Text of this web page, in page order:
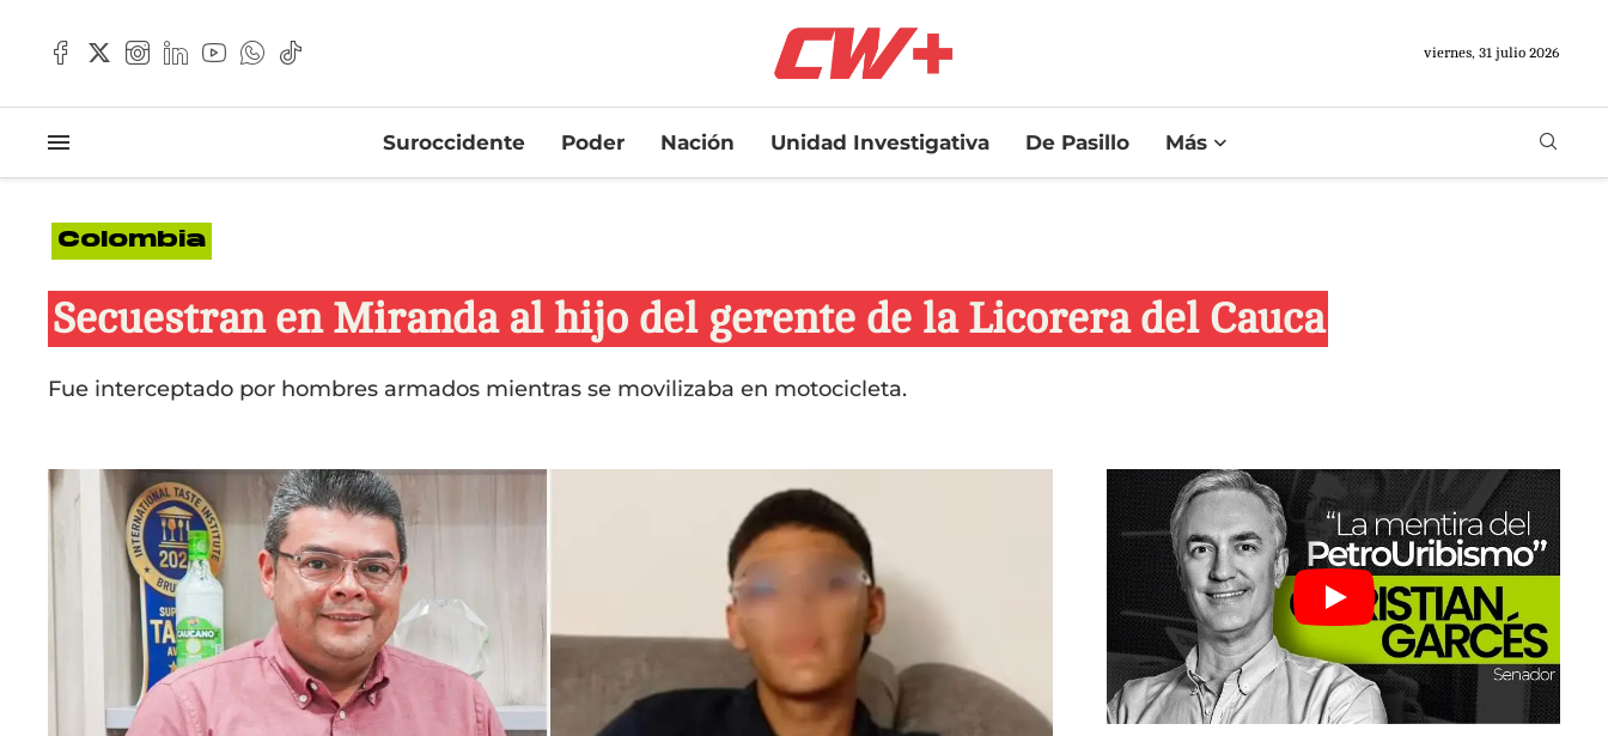
viernes, 31 julio 2026
Suroccidente Poder Nación Unidad Investigativa De Pasillo Más
Colombia
Secuestran en Miranda al hijo del gerente de la Licorera del Cauca
Fue interceptado por hombres armados mientras se movilizaba en motocicleta.